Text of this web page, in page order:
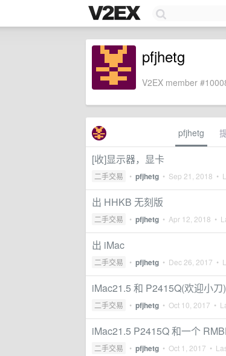
pfjhetg
V2EX member
pfjhetg
[收]显示器，显卡
二手交易 • pfjhetg • Sep 21, 2018 •
出 HHKB 无刻版
二手交易 • pfjhetg • Apr 12, 2018 •
出 iMac
二手交易 • pfjhetg • Dec 26, 2017 •
iMac21.5 和 P2415Q(欢迎小刀)
二手交易 • pfjhetg • Oct 10, 2017 •
iMac21.5 P2415Q 和一个
二手交易 • pfjhetg • Oct 1, 2017 •